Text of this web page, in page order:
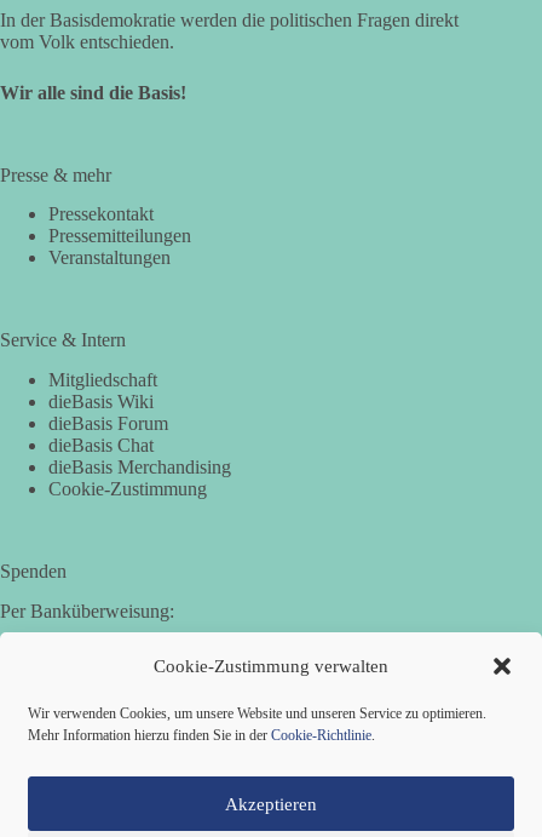
Cookie-Zustimmung verwalten
Wir verwenden Cookies, um unsere Website und unseren Service zu optimieren.
Mehr Information hierzu finden Sie in der Cookie-Richtlinie.
Akzeptieren
In der Basisdemokratie werden die politischen Fragen direkt
vom Volk entschieden.
Wir alle sind die Basis!
Presse & mehr
Pressekontakt
Pressemitteilungen
Veranstaltungen
Service & Intern
Mitgliedschaft
dieBasis Wiki
dieBasis Forum
dieBasis Chat
dieBasis Merchandising
Cookie-Zustimmung
Spenden
Per Banküberweisung:
Basisdemokratische Partei Deutschland in Bayern e.V.
IBAN: DE95 7205 1210 0006 3365 31
BIC: BYLADEM1AIC